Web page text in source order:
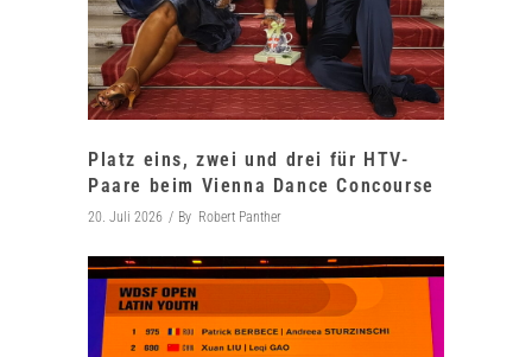
Platz eins, zwei und drei für HTV-
Paare beim Vienna Dance Concourse
20. Juli 2026 By Robert Panther